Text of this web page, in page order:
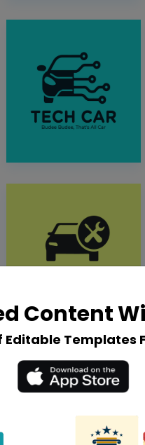
Content
Templates